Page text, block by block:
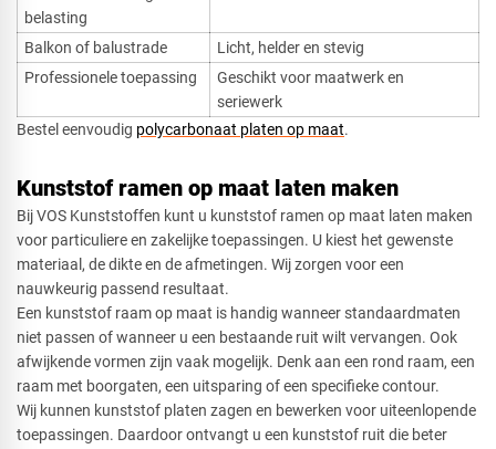
belasting
Balkon of balustrade
Licht, helder en stevig
Professionele toepassing
Geschikt voor maatwerk en
seriewerk
Bestel eenvoudig polycarbonaat platen op maat.
Kunststof ramen op maat laten maken
Bij VOS Kunststoffen kunt u kunststof ramen op maat laten maken
voor particuliere en zakelijke toepassingen. U kiest het gewenste
materiaal, de dikte en de afmetingen. Wij zorgen voor een
nauwkeurig passend resultaat.
Een kunststof raam op maat is handig wanneer standaardmaten
niet passen of wanneer u een bestaande ruit wilt vervangen. Ook
afwijkende vormen zijn vaak mogelijk. Denk aan een rond raam, een
raam met boorgaten, een uitsparing of een specifieke contour.
Wij kunnen kunststof platen zagen en bewerken voor uiteenlopende
toepassingen. Daardoor ontvangt u een kunststof ruit die beter